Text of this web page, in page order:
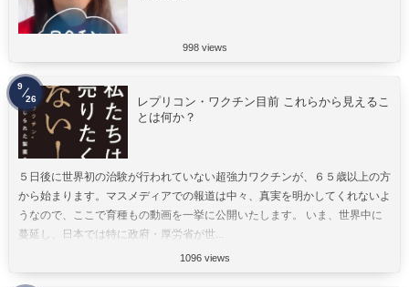
998 views
レプリコン・ワクチン目前 これらから見えるこ
とは何か？
５日後に世界初の治験が行われていない超強力ワクチンが、６５歳以上の方
から始まります。マスメディアでの報道は中々、真実を明かしてくれないよ
うなので、ここで育種もの動画を一挙に公開いたします。 いま、世界中に
蔓延し、日本では特に政府・厚労省が世...
1096 views
9
26